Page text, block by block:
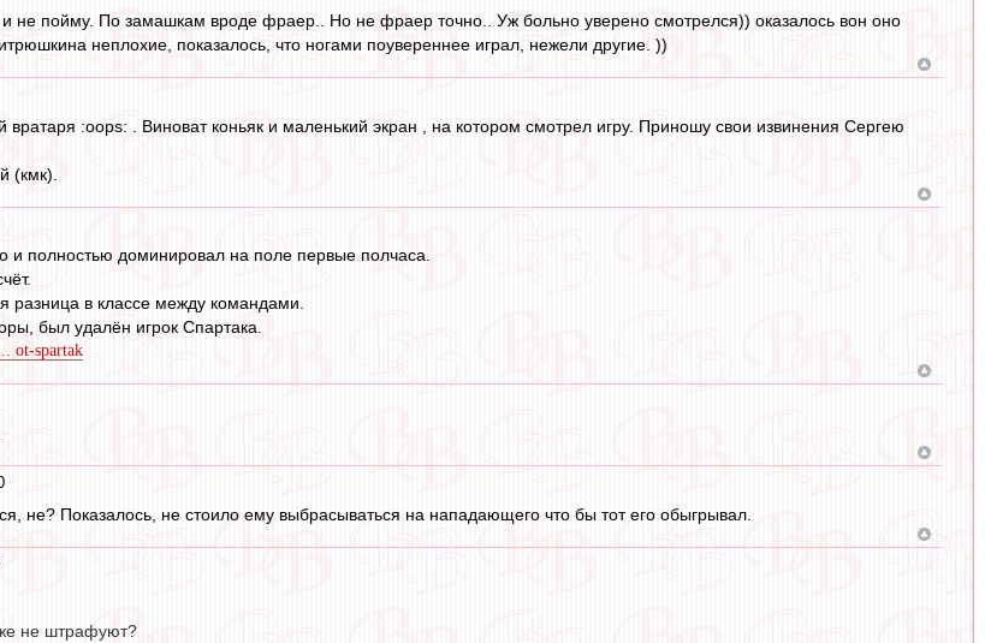
не пойму. По замашкам вроде фраер.. Но не фраер точно.. Уж больно уверено смотрелся)) оказалось вон оно
неплохие, показалось, что ногами поувереннее играл, нежели другие. ))
:oops: . Виноват коньяк и маленький экран , на котором смотрел игру. Приношу свои извинения Сергею
(кмк).
и полностью доминировал на поле первые полчаса.
разница в классе между командами.
был удалён игрок Спартака.
ot-spartak
не? Показалось, не стоило ему выбрасываться на нападающего что бы тот его обыгрывал.
не штрафуют?